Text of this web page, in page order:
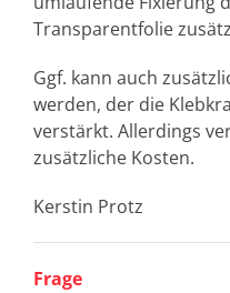
Transparentfolie
Ggf. kann auch
werden, der die
verstärkt. Allerdings
zusätzliche Kosten.
Kerstin Protz
Frage